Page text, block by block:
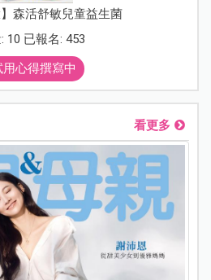
】森活舒敏兒童益生菌
10 已報名: 453
用心得撰寫中
看更多